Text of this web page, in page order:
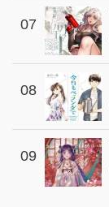
Chapter 2
Chapter 1
07
08
09